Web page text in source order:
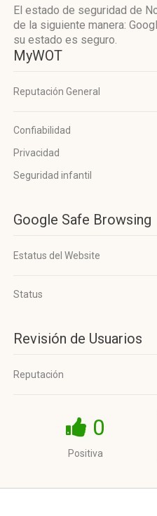
El estado de seguridad de
de la siguiente manera:
su estado es seguro.
MyWOT
Reputación General
Confiabilidad
Privacidad
Seguridad infantil
Google Safe Browsing
Estatus del Website
Status
Revisión de Usuarios
Reputación
0
Positiva